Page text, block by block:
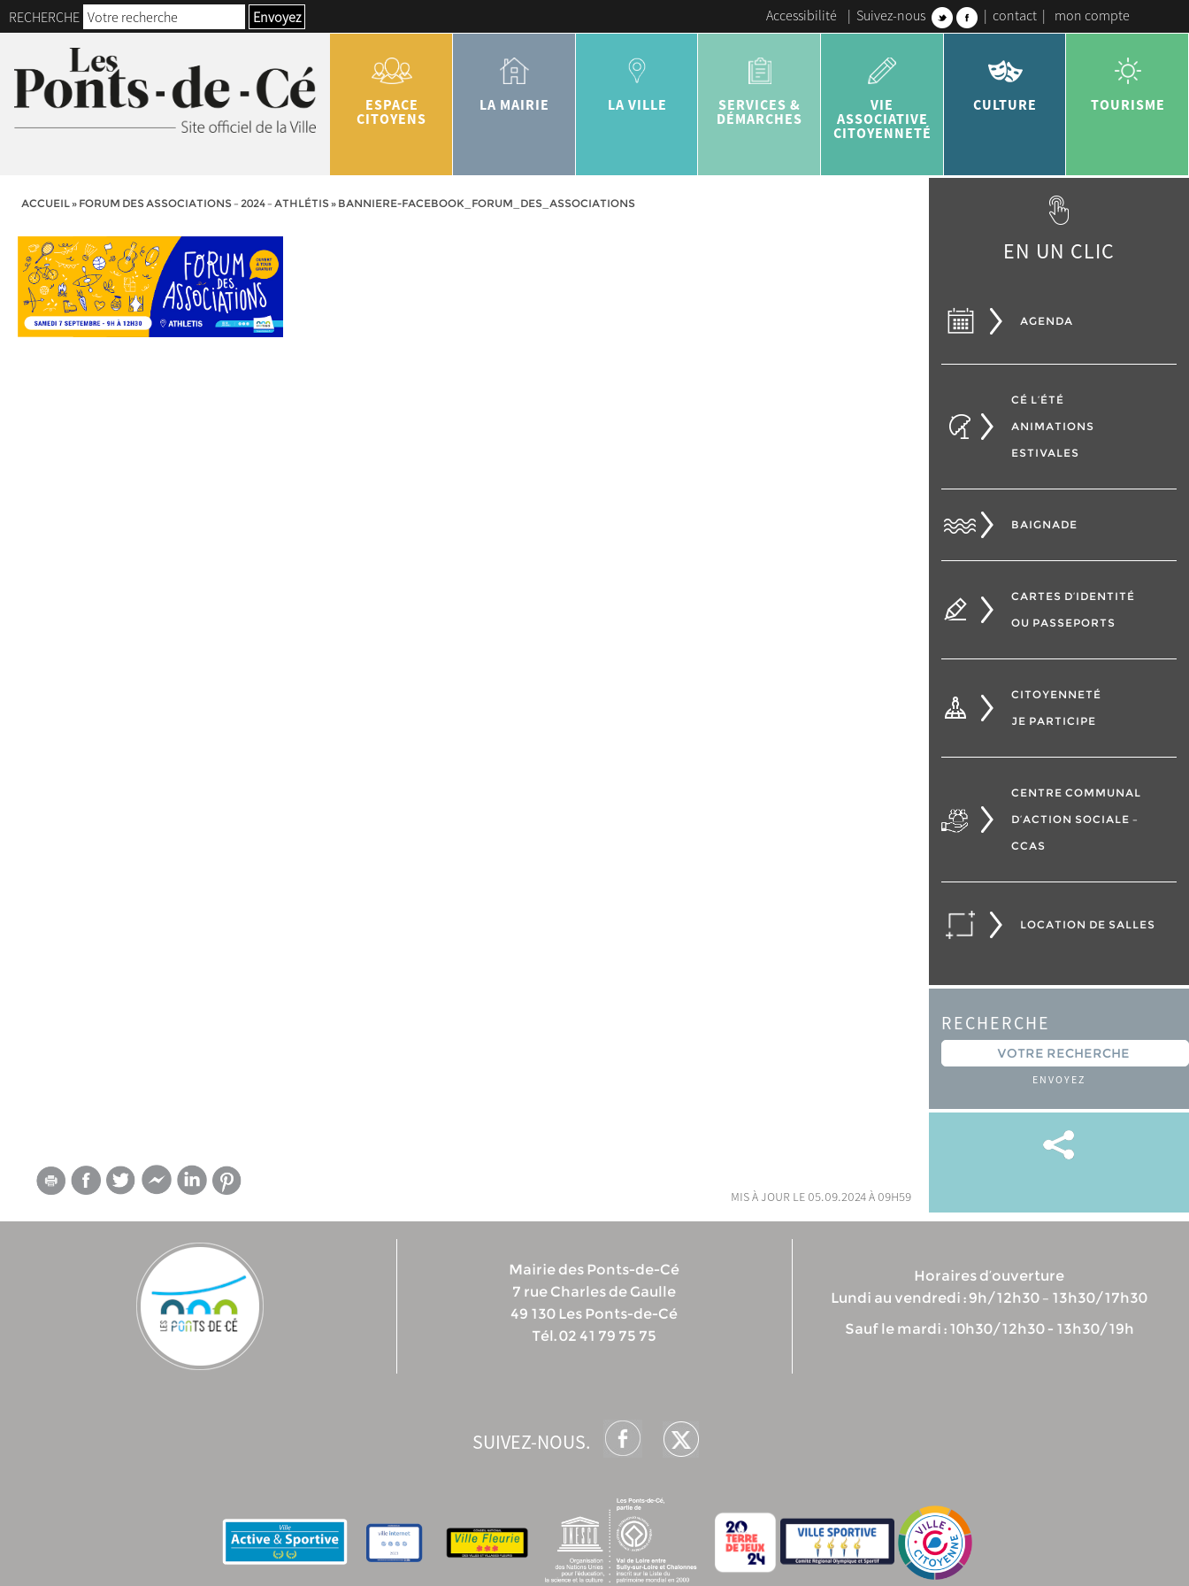
RECHERCHE Envoyez Accessibilité | Suivez-nous | contact | mon compte
ESPACE
CITOYENS
LA MAIRIE LA VILLE
SERVICES &
DÉMARCHES
VIE
ASSOCIATIVE
CITOYENNETÉ
CULTURE TOURISME
ACCUEIL» FORUM DES ASSOCIATIONS – 2024 – ATHLÉTIS» BANNIERE-FACEBOOK_FORUM_DES_ASSOCIATIONS
mis à jour le 05.09.2024 à 09h59
EN UN CLIC
AGENDA
CÉ L’ÉTÉ
ANIMATIONS
ESTIVALES
BAIGNADE
CARTES D’IDENTITÉ
OU PASSEPORTS
CITOYENNETÉ
JE PARTICIPE
CENTRE COMMUNAL
D’ACTION SOCIALE –
CCAS
LOCATION DE SALLES
RECHERCHE
ENVOYEZ
Mairie des Ponts-de-Cé
7 rue Charles de Gaulle
49 130 Les Ponts-de-Cé
Tél. 02 41 79 75 75
Horaires d’ouverture
Lundi au vendredi : 9h/12h30 – 13h30/17h30
Sauf le mardi : 10h30/12h30 - 13h30/19h
SUIVEZ-NOUS.